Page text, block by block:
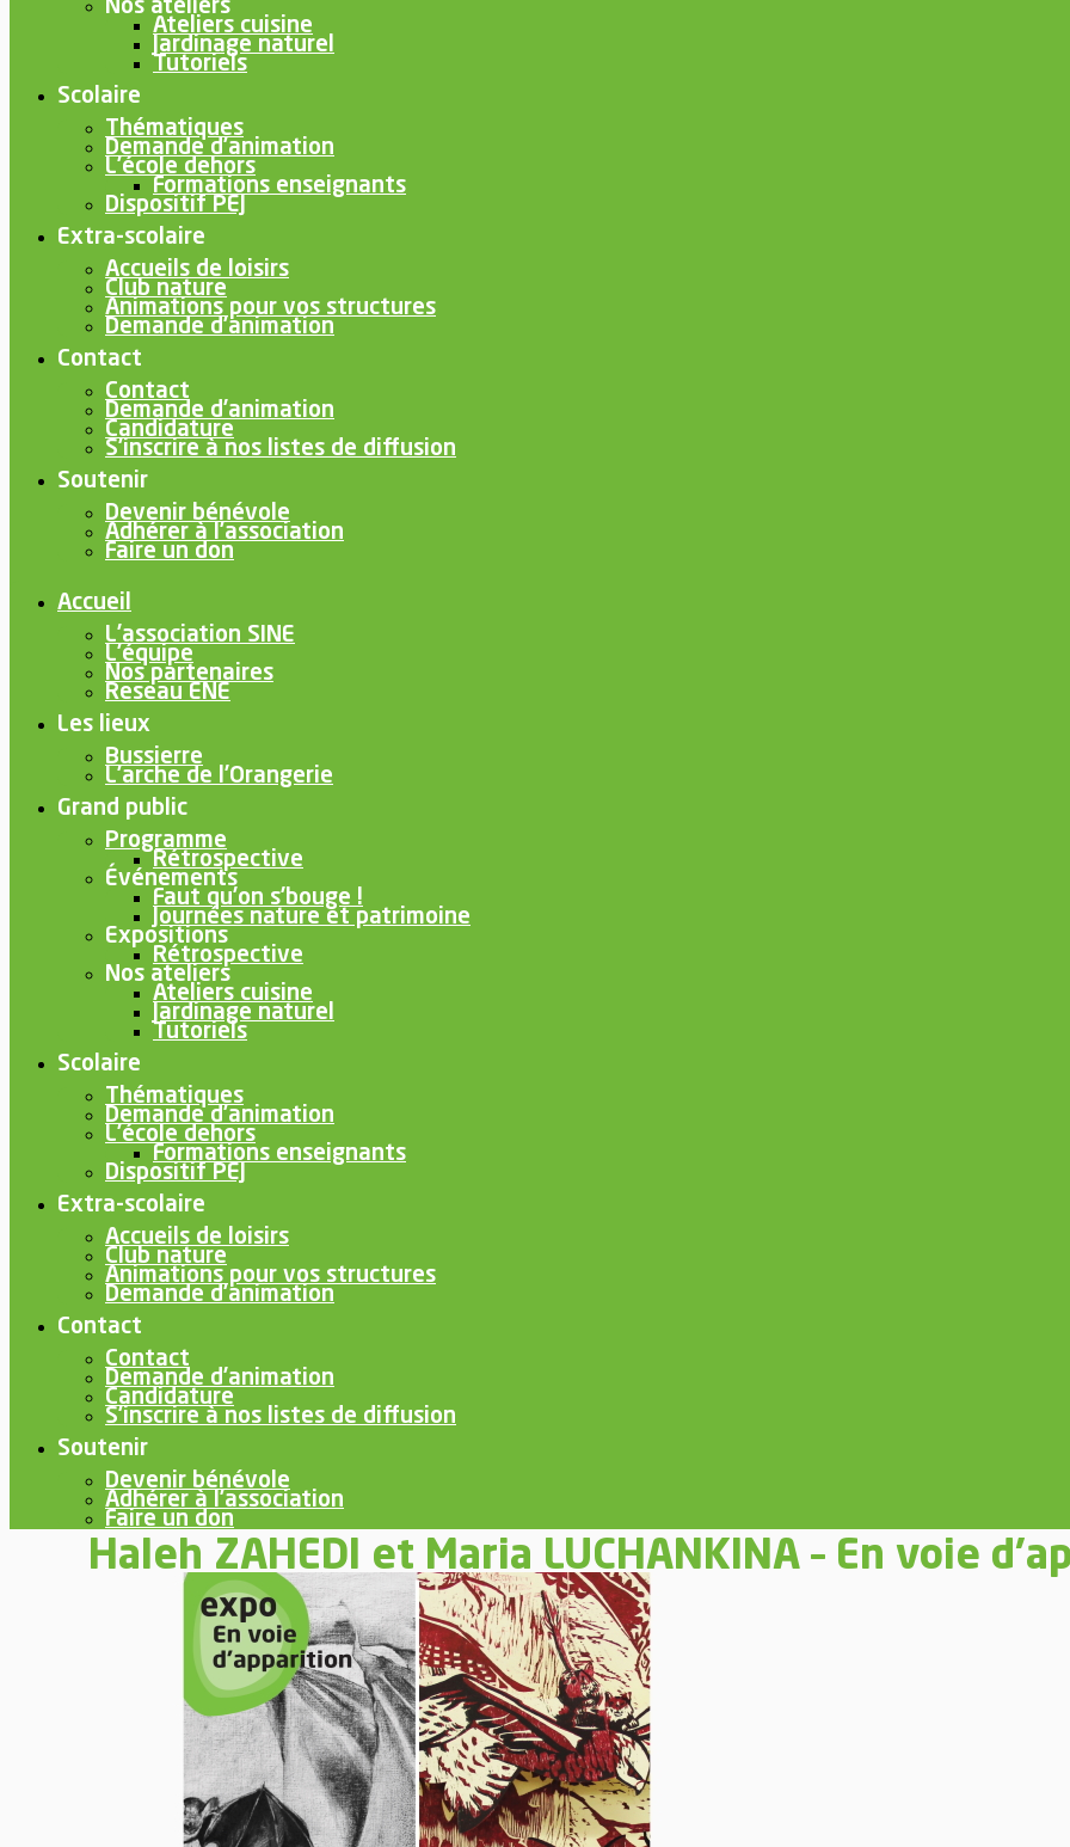
Nos ateliers
Ateliers cuisine
Jardinage naturel
Tutoriels
Scolaire
Thématiques
Demande d’animation
L’école dehors
Formations enseignants
Dispositif PEJ
Extra-scolaire
Accueils de loisirs
Club nature
Animations pour vos structures
Demande d’animation
Contact
Contact
Demande d’animation
Candidature
S’inscrire à nos listes de diffusion
Soutenir
Devenir bénévole
Adhérer à l’association
Faire un don
Accueil
L’association SINE
L’équipe
Nos partenaires
Reseau ENE
Les lieux
Bussierre
L’arche de l’Orangerie
Grand public
Programme
Rétrospective
Événements
Faut qu’on s’bouge !
Journées nature et patrimoine
Expositions
Rétrospective
Nos ateliers
Ateliers cuisine
Jardinage naturel
Tutoriels
Scolaire
Thématiques
Demande d’animation
L’école dehors
Formations enseignants
Dispositif PEJ
Extra-scolaire
Accueils de loisirs
Club nature
Animations pour vos structures
Demande d’animation
Contact
Contact
Demande d’animation
Candidature
S’inscrire à nos listes de diffusion
Soutenir
Devenir bénévole
Adhérer à l’association
Faire un don
Haleh ZAHEDI et Maria LUCHANKINA – En voie